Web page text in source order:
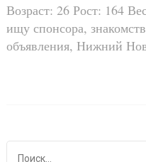
Возраст: 26 Рост: 164
ищу спонсора,
объявления, Нижний